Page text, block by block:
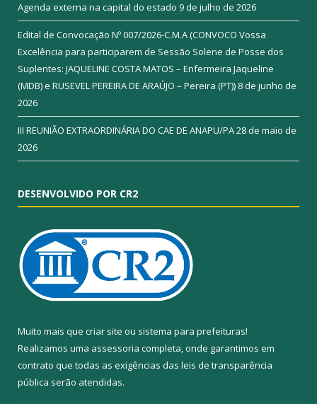
Agenda externa na capital do estado 9 de julho de 2026
Edital de Convocação Nº 007/2026-C.M.A (CONVOCO Vossa
Excelência para participarem de Sessão Solene de Posse dos
Suplentes: JAQUELINE COSTA MATOS – Enfermeira Jaqueline
(MDB) e RUSEVEL PEREIRA DE ARAÚJO – Pereira (PT)) 8 de junho de
2026
III REUNIÃO EXTRAORDINÁRIA DO CAE DE ANAPU/PA28 de maio de
2026
DESENVOLVIDO POR CR2
Muito mais que criar site ou sistema para prefeituras!
Realizamos uma assessoria completa, onde garantimos em
contrato que todas as exigências das leis de transparência
pública serão atendidas.